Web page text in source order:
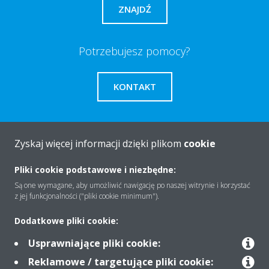
ZNAJDŹ
Potrzebujesz pomocy?
KONTAKT
Rozwiązania
Kontakt
Zyskaj więcej informacji dzięki plikom cookie
Pliki cookie podstawowe i niezbędne:
Są one wymagane, aby umożliwić nawigację po naszej witrynie i korzystać
z jej funkcjonalności ("pliki cookie minimum").
Dodatkowe pliki cookie:
Usprawniające pliki cookie:
Reklamowe / targetujące pliki cookie: